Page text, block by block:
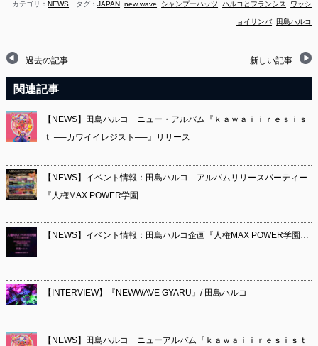
カテゴリ：NEWS タグ：JAPAN,new wave, シャンプーハッツ,ハルコとフランシス, ワッシ
ョイサンバ, 田島ハルコ
過去の記事 新しい記事
関連記事
【NEWS】田島ハルコ ニュー・アルバム『ｋａｗａｉｉｒｅｓｉｓ
ｔ ──カワイイレジスト──』リリース
【NEWS】イベント情報：田島ハルコ アルバムリリースパーティー
『人権MAX POWER学園…
【NEWS】イベント情報：田島ハルコ企画『人権MAX POWER学園…
【INTERVIEW】『NEWWAVE GYARU』/ 田島ハルコ
【NEWS】田島ハルコ ニューアルバム『ｋａｗａｉｉｒｅｓｉｓｔ